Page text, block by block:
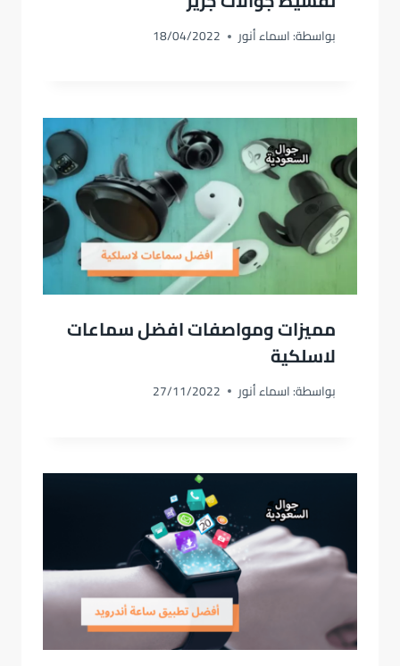
بواسطة:اسماء أنور 18/04/2022
مميزات ومواصفات افضل سماعات
لاسلكية
بواسطة:اسماء أنور 27/11/2022